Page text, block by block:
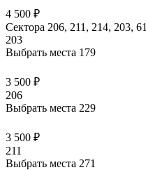
4 500 ₽
Сектора 206, 211, 214, 203,
203
Выбрать места 179
3 500 ₽
206
Выбрать места 229
3 500 ₽
211
Выбрать места 271